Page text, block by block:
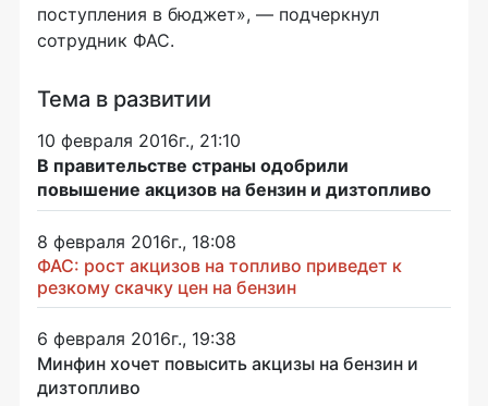
поступления в бюджет», — подчеркнул
сотрудник ФАС.
Тема в развитии
10 февраля 2016г., 21:10
В правительстве страны одобрили
повышение акцизов на бензин и дизтопливо
8 февраля 2016г., 18:08
ФАС: рост акцизов на топливо приведет к
резкому скачку цен на бензин
6 февраля 2016г., 19:38
Минфин хочет повысить акцизы на бензин и
дизтопливо